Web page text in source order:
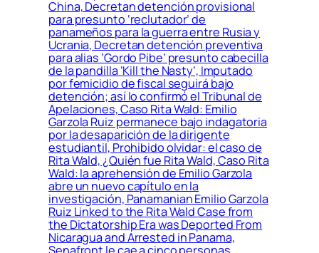
China, Decretan detención provisional
para presunto ‘reclutador’ de
panameños para la guerra entre Rusia y
Ucrania, Decretan detención preventiva
para alias ‘Gordo Pibe’ presunto cabecilla
de la pandilla ‘Kill the Nasty’, Imputado
por femicidio de fiscal seguirá bajo
detención; así lo confirmó el Tribunal de
Apelaciones, Caso Rita Wald: Emilio
Garzola Ruiz permanece bajo indagatoria
por la desaparición de la dirigente
estudiantil, Prohibido olvidar: el caso de
Rita Wald, ¿Quién fue Rita Wald, Caso Rita
Wald: la aprehensión de Emilio Garzola
abre un nuevo capítulo en la
investigación, Panamanian Emilio Garzola
Ruiz Linked to the Rita Wald Case from
the Dictatorship Era was Deported From
Nicaragua and Arrested in Panama,